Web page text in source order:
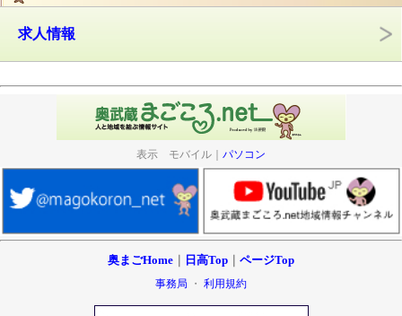
求人情報
表示 モバイル｜ パソコン
奥まごHome 日高Top ページTop
事務局 ・ 利用規約